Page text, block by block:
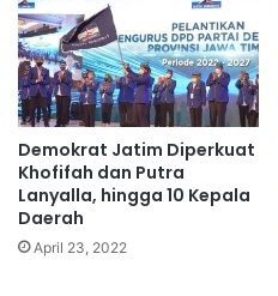
Demokrat Jatim Diperkuat
Khofifah dan Putra
Lanyalla, hingga 10 Kepala
Daerah
April 23, 2022